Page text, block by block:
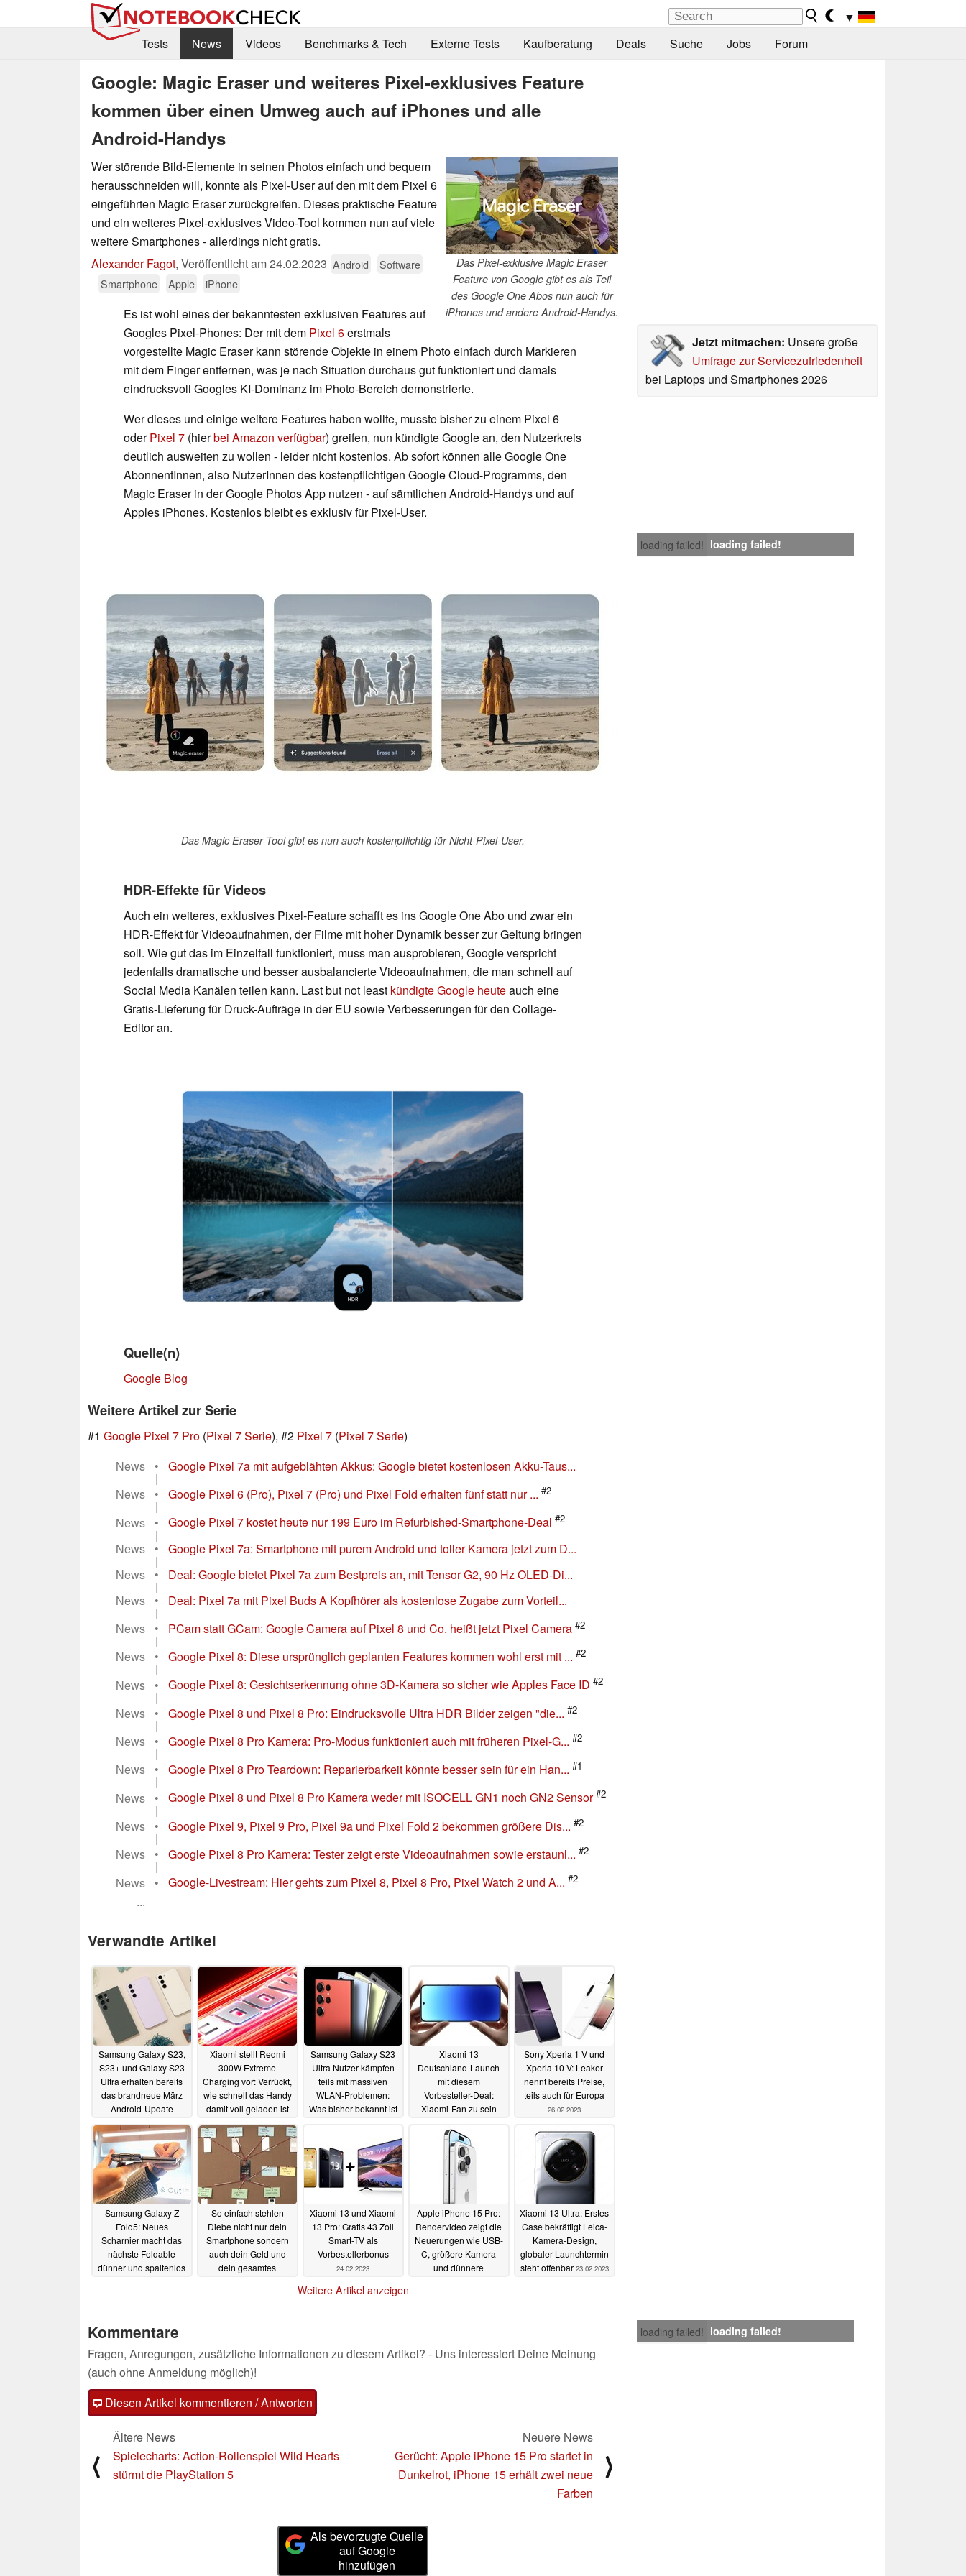
▼
Tests
News Videos Benchmarks & Tech Externe Tests Kaufberatung Deals Suche Jobs Forum
Google: Magic Eraser und weiteres Pixel-exklusives Feature
kommen über einen Umweg auch auf iPhones und alle
Android-Handys
Das Pixel-exklusive Magic Eraser
Feature von Google gibt es als Teil
des Google One Abos nun auch für
iPhones und andere Android-Handys.
Wer störende Bild-Elemente in seinen Photos einfach und bequem
herausschneiden will, konnte als Pixel-User auf den mit dem Pixel 6
eingeführten Magic Eraser zurückgreifen. Dieses praktische Feature
und ein weiteres Pixel-exklusives Video-Tool kommen nun auf viele
weitere Smartphones - allerdings nicht gratis.
Alexander Fagot, Veröffentlicht am24.02.2023 Android
Software
Smartphone
Apple iPhone
Jetzt mitmachen: Unsere große
Umfrage zur Servicezufriedenheit
bei Laptops und Smartphones 2026
Es ist wohl eines der bekanntesten exklusiven Features auf
Googles Pixel-Phones: Der mit dem Pixel 6erstmals
vorgestellte Magic Eraser kann störende Objekte in einem Photo einfach durch Markieren
mit dem Finger entfernen, was je nach Situation durchaus gut funktioniert und damals
eindrucksvoll Googles KI-Dominanz im Photo-Bereich demonstrierte.
Wer dieses und einige weitere Features haben wollte, musste bisher zu einem Pixel 6
oderPixel 7 (hierbei Amazon verfügbar) greifen, nun kündigte Google an, den Nutzerkreis
deutlich ausweiten zu wollen - leider nicht kostenlos. Ab sofort können alle Google One
AbonnentInnen, also NutzerInnen des kostenpflichtigen Google Cloud-Programms, den
Magic Eraser in der Google Photos App nutzen - auf sämtlichen Android-Handys und auf
Apples iPhones. Kostenlos bleibt es exklusiv für Pixel-User.
loading failed! loading failed!
Das Magic Eraser Tool gibt es nun auch kostenpflichtig für Nicht-Pixel-User.
HDR-Effekte für Videos
Auch ein weiteres, exklusives Pixel-Feature schafft es ins Google One Abo und zwar ein
HDR-Effekt für Videoaufnahmen, der Filme mit hoher Dynamik besser zur Geltung bringen
soll. Wie gut das im Einzelfall funktioniert, muss man ausprobieren, Google verspricht
jedenfalls dramatische und besser ausbalancierte Videoaufnahmen, die man schnell auf
Social Media Kanälen teilen kann. Last but not least kündigte Google heuteauch eine
Gratis-Lieferung für Druck-Aufträge in der EU sowie Verbesserungen für den Collage-
Editor an.
Quelle(n)
Google Blog
Weitere Artikel zur Serie
#1 Google Pixel 7 Pro (Pixel 7 Serie), #2 Pixel 7 (Pixel 7 Serie)
News
• Google Pixel 7a mit aufgeblähten Akkus: Google bietet kostenlosen Akku-Taus...
|
News
• Google Pixel 6 (Pro), Pixel 7 (Pro) und Pixel Fold erhalten fünf statt nur ... #2
|
News
• Google Pixel 7 kostet heute nur 199 Euro im Refurbished-Smartphone-Deal #2
|
News
• Google Pixel 7a: Smartphone mit purem Android und toller Kamera jetzt zum D...
|
News
• Deal: Google bietet Pixel 7a zum Bestpreis an, mit Tensor G2, 90 Hz OLED-Di...
|
News
• Deal: Pixel 7a mit Pixel Buds A Kopfhörer als kostenlose Zugabe zum Vorteil...
|
News
• PCam statt GCam: Google Camera auf Pixel 8 und Co. heißt jetzt Pixel Camera #2
|
News
• Google Pixel 8: Diese ursprünglich geplanten Features kommen wohl erst mit ... #2
|
News
• Google Pixel 8: Gesichtserkennung ohne 3D-Kamera so sicher wie Apples Face ID #2
|
News
• Google Pixel 8 und Pixel 8 Pro: Eindrucksvolle Ultra HDR Bilder zeigen "die... #2
|
News
• Google Pixel 8 Pro Kamera: Pro-Modus funktioniert auch mit früheren Pixel-G... #2
|
News
• Google Pixel 8 Pro Teardown: Reparierbarkeit könnte besser sein für ein Han... #1
|
News
• Google Pixel 8 und Pixel 8 Pro Kamera weder mit ISOCELL GN1 noch GN2 Sensor #2
|
News
• Google Pixel 9, Pixel 9 Pro, Pixel 9a und Pixel Fold 2 bekommen größere Dis... #2
|
News
• Google Pixel 8 Pro Kamera: Tester zeigt erste Videoaufnahmen sowie erstaunl... #2
|
News
• Google-Livestream: Hier gehts zum Pixel 8, Pixel 8 Pro, Pixel Watch 2 und A... #2
...
Verwandte Artikel
Samsung Galaxy S23,
S23+ und Galaxy S23
Ultra erhalten bereits
das brandneue März
Android-Update
07.03.2023
Xiaomi stellt Redmi
300W Extreme
Charging vor: Verrückt,
wie schnell das Handy
damit voll geladen ist
28.02.2023
Samsung Galaxy S23
Ultra Nutzer kämpfen
teils mit massiven
WLAN-Problemen:
Was bisher bekannt ist
Xiaomi 13
Deutschland-Launch
mit diesem
Vorbesteller-Deal:
Xiaomi-Fan zu sein
günstiger26.02.2023
Sony Xperia 1 V und
Xperia 10 V: Leaker
nennt bereits Preise,
teils auch für Europa
26.02.2023
Samsung Galaxy Z
Fold5: Neues
Scharnier macht das
nächste Foldable
dünner und spaltenlos
So einfach stehlen
Diebe nicht nur dein
Smartphone sondern
auch dein Geld und
dein gesamtes
Xiaomi 13 und Xiaomi
13 Pro: Gratis 43 Zoll
Smart-TV als
Vorbestellerbonus
24.02.2023
Apple iPhone 15 Pro:
Rendervideo zeigt die
Neuerungen wie USB-
C, größere Kamera
und dünnere
Xiaomi 13 Ultra: Erstes
Case bekräftigt Leica-
Kamera-Design,
globaler Launchtermin
steht offenbar 23.02.2023
Weitere Artikel anzeigen
loading failed! loading failed!
Kommentare
Fragen, Anregungen, zusätzliche Informationen zu diesem Artikel? - Uns interessiert Deine Meinung
(auch ohne Anmeldung möglich)!
Diesen Artikel kommentieren / Antworten
⟨
Ältere News
Spielecharts: Action-Rollenspiel Wild Hearts
stürmt die PlayStation 5
Neuere News
Gerücht: Apple iPhone 15 Pro startet in
Dunkelrot, iPhone 15 erhält zwei neue
Farben
⟩
Als bevorzugte Quelle
auf Google
hinzufügen